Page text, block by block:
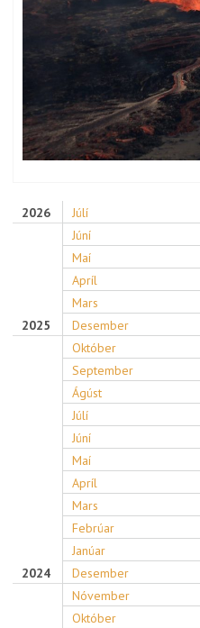
2026
Júlí
Júní
Maí
Apríl
Mars
2025
Desember
Október
September
Ágúst
Júlí
Júní
Maí
Apríl
Mars
Febrúar
Janúar
2024
Desember
Nóvember
Október